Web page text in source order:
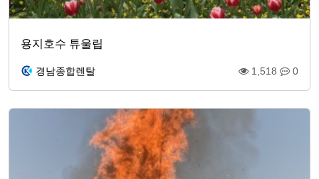
용지호수 튜울립
경남종합렌탈 1,518 0